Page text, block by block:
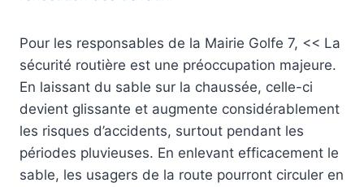
Pour les responsables de la Mairie Golfe 7, << La
sécurité routière est une préoccupation majeure.
En laissant du sable sur la chaussée, celle-ci
devient glissante et augmente considérablement
les risques d’accidents, surtout pendant les
périodes pluvieuses. En enlevant efficacement le
sable, les usagers de la route pourront circuler en